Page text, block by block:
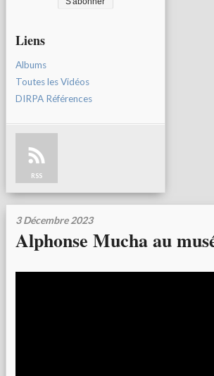
Liens
Albums
Toutes les Vidéos
DIRPA Références
RSS
3 Décembre 2023
Alphonse Mucha au